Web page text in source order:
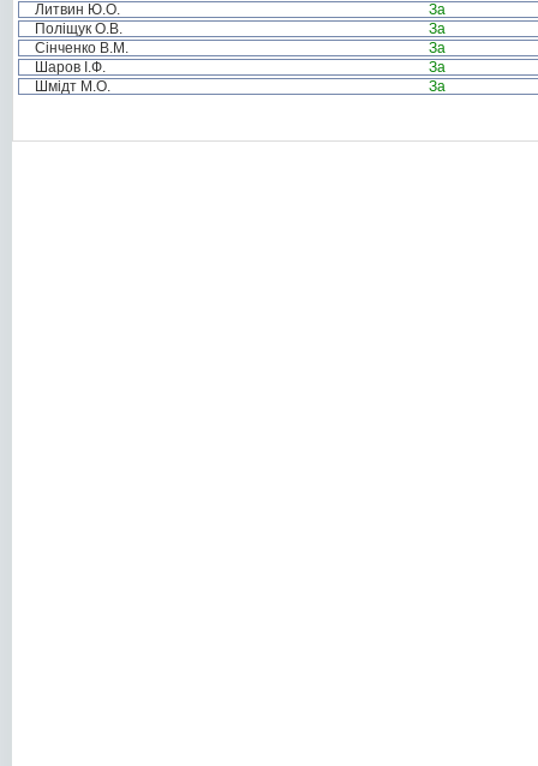
Литвин Ю.О.
За
Поліщук О.В.
За
Сінченко В.М.
За
Шаров І.Ф.
За
Шмідт М.О.
За